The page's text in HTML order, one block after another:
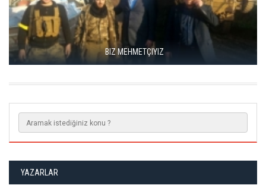
BIZ MEHMETÇIYIZ
YAZARLAR